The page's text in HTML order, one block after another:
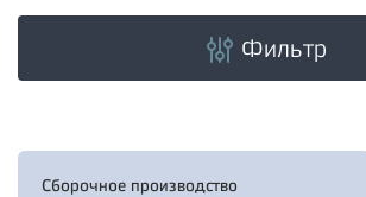
Фильтр
Сборочное производство